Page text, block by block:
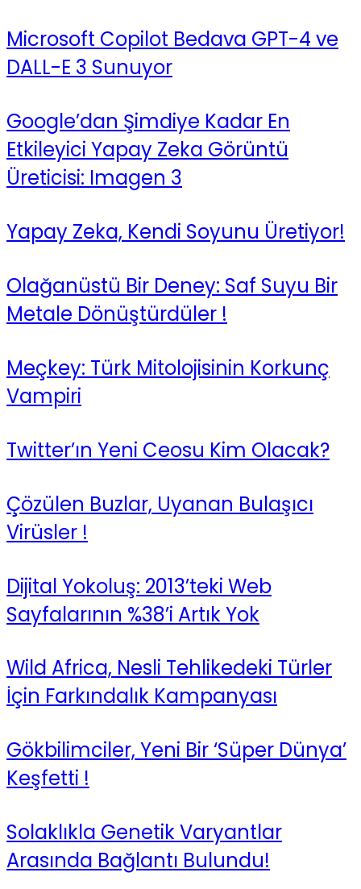
Microsoft Copilot Bedava GPT-4 ve
DALL-E 3 Sunuyor
Google’dan Şimdiye Kadar En
Etkileyici Yapay Zeka Görüntü
Üreticisi: Imagen 3
Yapay Zeka, Kendi Soyunu Üretiyor!
Olağanüstü Bir Deney: Saf Suyu Bir
Metale Dönüştürdüler !
Meçkey: Türk Mitolojisinin Korkunç
Vampiri
Twitter’ın Yeni Ceosu Kim Olacak?
Çözülen Buzlar, Uyanan Bulaşıcı
Virüsler !
Dijital Yokoluş: 2013’teki Web
Sayfalarının %38’i Artık Yok
Wild Africa, Nesli Tehlikedeki Türler
İçin Farkındalık Kampanyası
Gökbilimciler, Yeni Bir ‘Süper Dünya’
Keşfetti !
Solaklıkla Genetik Varyantlar
Arasında Bağlantı Bulundu!